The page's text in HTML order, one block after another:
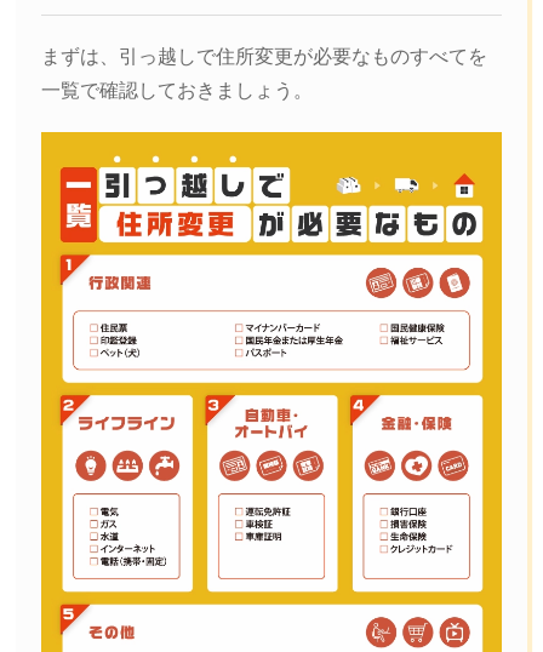
まずは、引っ越しで住所変更が必要なものすべてを
一覧で確認しておきましょう。